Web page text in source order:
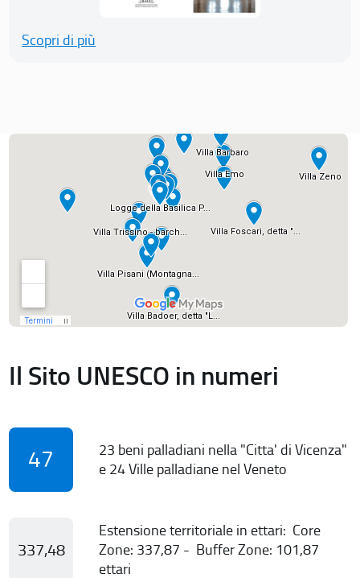
Scopri di più
Il Sito UNESCO in numeri
47
23 beni palladiani nella "Citta' di Vicenza"
e 24 Ville palladiane nel Veneto
337,48
Estensione territoriale in ettari: Core
Zone: 337,87 - Buffer Zone: 101,87
ettari